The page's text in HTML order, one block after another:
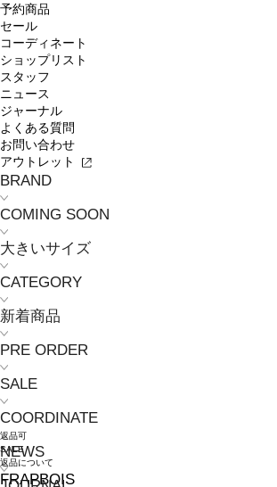
予約商品
セール
コーディネート
ショップリスト
スタッフ
ニュース
ジャーナル
よくある質問
お問い合わせ
アウトレット
BRAND
COMING SOON
大きいサイズ
CATEGORY
新着商品
PRE ORDER
SALE
COORDINATE
NEWS
返品可
SALE
返品について
FRAPBOIS